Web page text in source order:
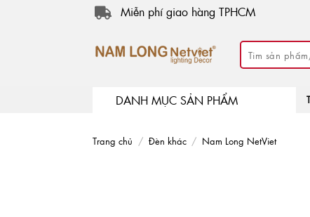
Miễn phí giao hàng TPHCM
Tìm
kiếm:
DANH MỤC SẢN PHẨM
Trang chủ / Đèn khác / Nam Long NetViet